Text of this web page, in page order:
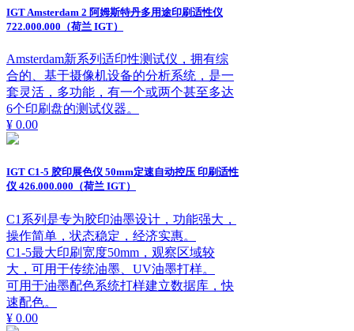
IGT Amsterdam 2 阿姆斯特丹多用途印刷适性仪
722.000.000（荷兰 IGT）
Amsterdam新系列适印性测试仪，拥有综
合的、基于摄像机设备的分析系统，是一
套灵活，多功能，有一个或两个甚至多达
6个印刷盘的测试仪器。
¥ 0.00
IGT C1-5 胶印展色仪 50mm定速自动控压 印刷适性
仪 426.000.000（荷兰 IGT）
C1系列是专为胶印油墨设计，功能强大，
操作简单，状态稳定，经济实惠。
C1-5最大印刷宽度50mm，观察区域较
大，可用于传统油墨、UV油墨打样。
可用于油墨配色系统打样建立数据库，快
速配色。
¥ 0.00